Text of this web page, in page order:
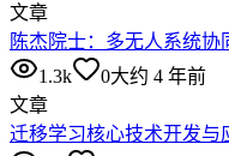
文章
陈杰院士：多无人系统
1.3k
0大约 4 年前
文章
迁移学习核心技术开发与